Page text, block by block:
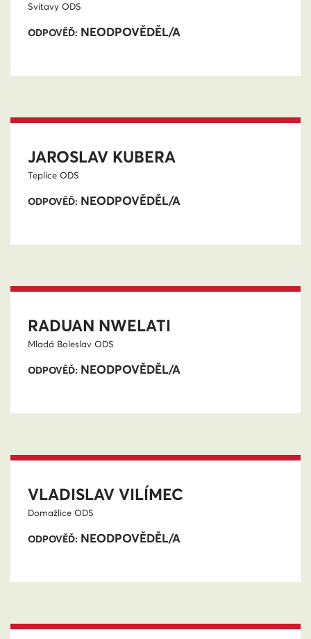
Svitavy ODS
ODPOVĚĎ: NEODPOVĚDĚL/A
JAROSLAV KUBERA
Teplice ODS
ODPOVĚĎ: NEODPOVĚDĚL/A
RADUAN NWELATI
Mladá Boleslav ODS
ODPOVĚĎ: NEODPOVĚDĚL/A
VLADISLAV VILÍMEC
Domažlice ODS
ODPOVĚĎ: NEODPOVĚDĚL/A